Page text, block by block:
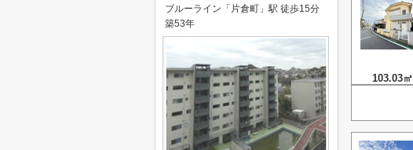
103.03㎡
ブルーライン「片倉町」駅 徒歩15分
築53年